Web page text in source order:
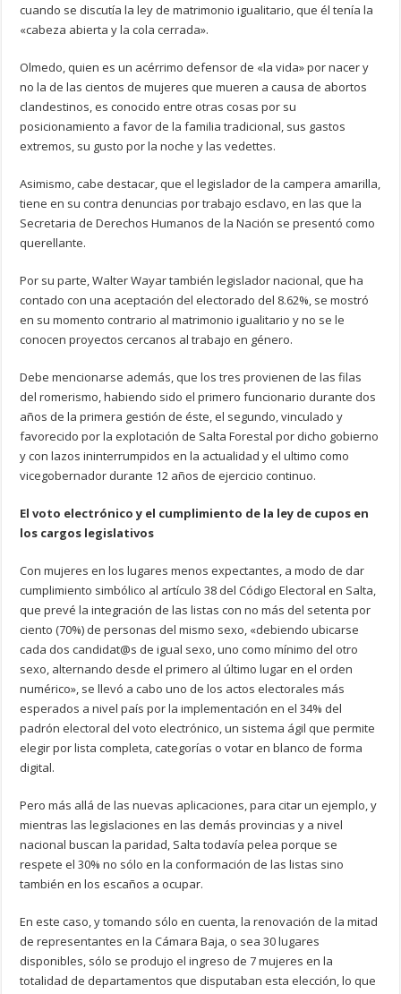
cuando se discutía la ley de matrimonio igualitario, que él tenía la
«cabeza abierta y la cola cerrada».
Olmedo, quien es un acérrimo defensor de «la vida» por nacer y
no la de las cientos de mujeres que mueren a causa de abortos
clandestinos, es conocido entre otras cosas por su
posicionamiento a favor de la familia tradicional, sus gastos
extremos, su gusto por la noche y las vedettes.
Asimismo, cabe destacar, que el legislador de la campera amarilla,
tiene en su contra denuncias por trabajo esclavo, en las que la
Secretaria de Derechos Humanos de la Nación se presentó como
querellante.
Por su parte, Walter Wayar también legislador nacional, que ha
contado con una aceptación del electorado del 8.62%, se mostró
en su momento contrario al matrimonio igualitario y no se le
conocen proyectos cercanos al trabajo en género.
Debe mencionarse además, que los tres provienen de las filas
del romerismo, habiendo sido el primero funcionario durante dos
años de la primera gestión de éste, el segundo, vinculado y
favorecido por la explotación de Salta Forestal por dicho gobierno
y con lazos ininterrumpidos en la actualidad y el ultimo como
vicegobernador durante 12 años de ejercicio continuo.
El voto electrónico y el cumplimiento de la ley de cupos en
los cargos legislativos
Con mujeres en los lugares menos expectantes, a modo de dar
cumplimiento simbólico al artículo 38 del Código Electoral en Salta,
que prevé la integración de las listas con no más del setenta por
ciento (70%) de personas del mismo sexo, «debiendo ubicarse
cada dos candidat@s de igual sexo, uno como mínimo del otro
sexo, alternando desde el primero al último lugar en el orden
numérico», se llevó a cabo uno de los actos electorales más
esperados a nivel país por la implementación en el 34% del
padrón electoral del voto electrónico, un sistema ágil que permite
elegir por lista completa, categorías o votar en blanco de forma
digital.
Pero más allá de las nuevas aplicaciones, para citar un ejemplo, y
mientras las legislaciones en las demás provincias y a nivel
nacional buscan la paridad, Salta todavía pelea porque se
respete el 30% no sólo en la conformación de las listas sino
también en los escaños a ocupar.
En este caso, y tomando sólo en cuenta, la renovación de la mitad
de representantes en la Cámara Baja, o sea 30 lugares
disponibles, sólo se produjo el ingreso de 7 mujeres en la
totalidad de departamentos que disputaban esta elección, lo que